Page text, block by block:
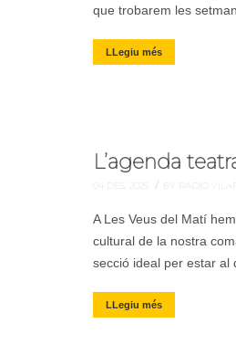
que trobarem les
LLegiu més
L’agenda
04 DES. 2025 / BY RADIO
A Les Veus del Matí
cultural de la nostra
secció ideal per estar al
LLegiu més